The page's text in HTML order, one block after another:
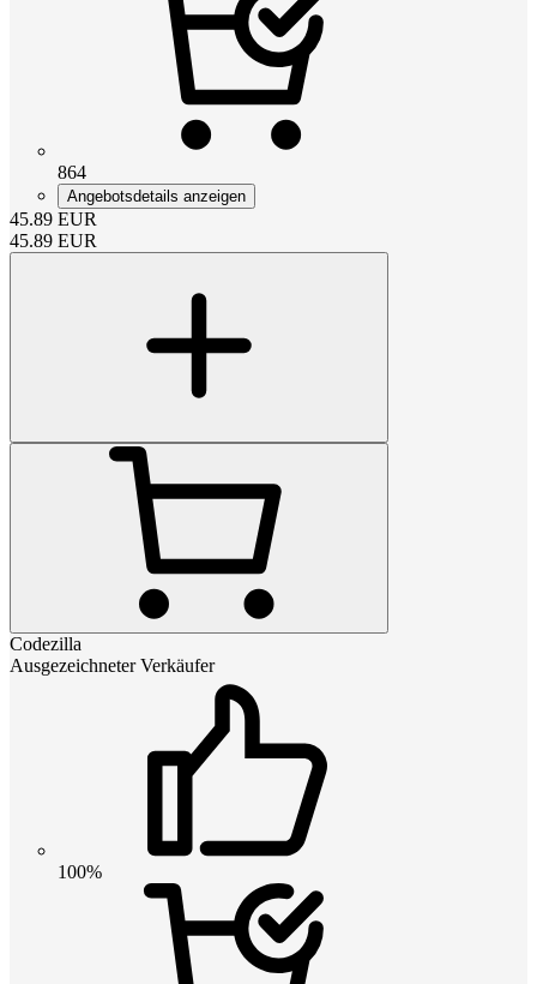
864
Angebotsdetails anzeigen
45.89 EUR
45.89 EUR
Codezilla
Ausgezeichneter Verkäufer
100%